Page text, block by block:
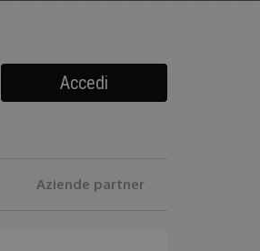
Accedi
Aziende partner